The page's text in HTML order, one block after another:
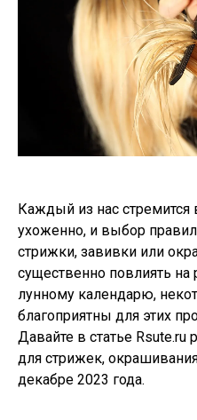
Каждый из нас стремится
ухоженно, и выбор
стрижки, завивки или
существенно повлиять на
лунному календарю,
благоприятны для этих
Давайте в статье
для стрижек,
декабре 2023 года.